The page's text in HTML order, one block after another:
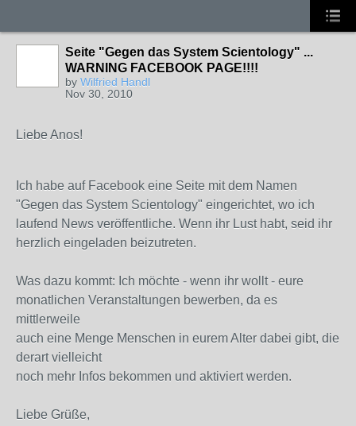
Seite "Gegen das System Scientology" ...
WARNING FACEBOOK PAGE!!!!
by Wilfried Handl
Nov 30, 2010
Liebe Anos!
Ich habe auf Facebook eine Seite mit dem Namen
"Gegen das System Scientology" eingerichtet, wo ich
laufend News veröffentliche. Wenn ihr Lust habt, seid ihr
herzlich eingeladen beizutreten.
Was dazu kommt: Ich möchte - wenn ihr wollt - eure
monatlichen Veranstaltungen bewerben, da es
mittlerweile
auch eine Menge Menschen in eurem Alter dabei gibt, die
derart vielleicht
noch mehr Infos bekommen und aktiviert werden.
Liebe Grüße,